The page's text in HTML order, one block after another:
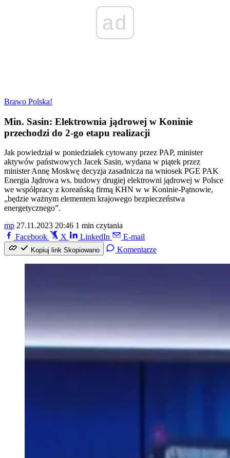
ad
Brawo Polska!
Min. Sasin: Elektrownia jądrowej w Koninie
przechodzi do 2-go etapu realizacji
Jak powiedział w poniedziałek cytowany przez PAP, minister
aktywów państwowych Jacek Sasin, wydana w piątek przez
minister Annę Moskwę decyzja zasadnicza na wniosek PGE PAK
Energia Jądrowa ws. budowy drugiej elektrowni jądrowej w Polsce
we współpracy z koreańską firmą KHN w w Koninie-Pątnowie,
„będzie ważnym elementem krajowego bezpieczeństwa
energetycznego”.
mp 27.11.2023 20:46 1 min czytania
Facebook
X LinkedIn E-mail
Kopiuj link Skopiowano Komentarze